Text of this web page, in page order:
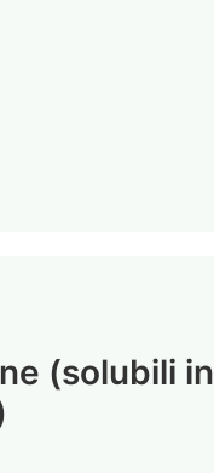
(solubili in